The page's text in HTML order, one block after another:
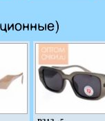
M6127 c8
54-18-140